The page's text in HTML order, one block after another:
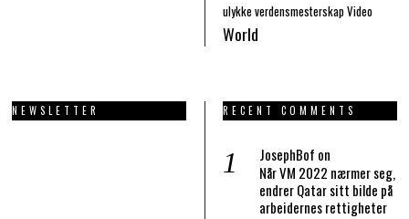
ulykke verdensmesterskapVideo
World
NEWSLETTER RECENT COMMENTS
JosephBof on
Når VM 2022 nærmer seg,
endrer Qatar sitt bilde på
arbeidernes rettigheter